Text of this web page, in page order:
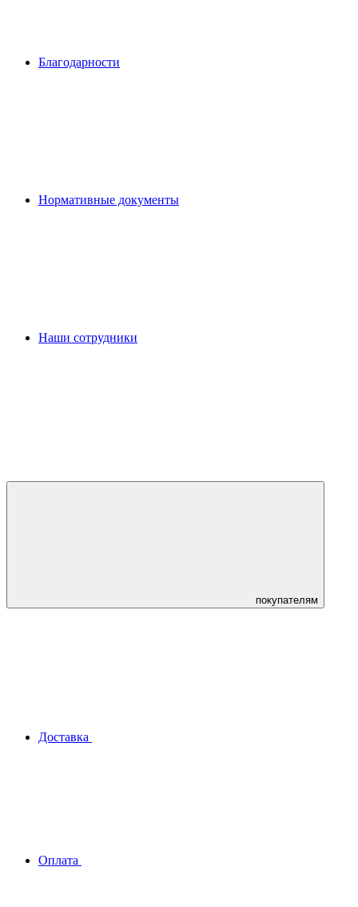
Благодарности
Нормативные документы
Наши сотрудники
покупателям
Доставка
Оплата